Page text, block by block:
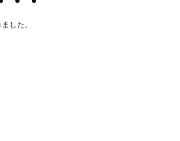
した。